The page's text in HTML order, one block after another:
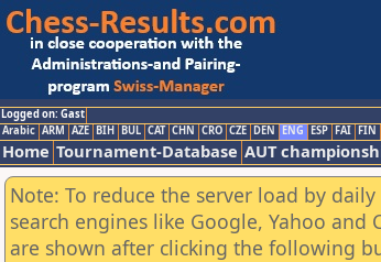
Logged on: Gast
Arabic ARM AZE BIH BUL CAT CHN CRO CZE DEN ENG ESP FAI FIN
Home Tournament-Database AUT
Note: To reduce the server load by
search engines like Google, Yahoo
are shown after clicking the following